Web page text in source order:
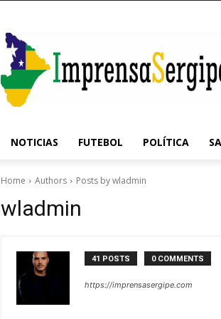
NOTICIAS FUTEBOL POLÍTICA
Home Authors Posts by wladmin
wladmin
41 POSTS 0 COMMENTS
https://imprensasergipe.com